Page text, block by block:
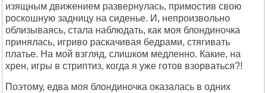
изящным движением развернулась, примостив свою
роскошную задницу на сиденье. И, непроизвольно
облизываясь, стала наблюдать, как моя блондиночка
принялась, игриво раскачивая бедрами, стягивать
платье. На мой взгляд, слишком медленно. Какие, на
хрен, игры в стриптиз, когда я уже готов взорваться?!
Поэтому, едва моя блондиночка оказалась в одних